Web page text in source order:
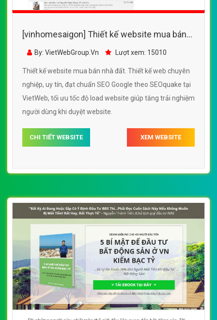
[vinhomesaigon] Thiết kế website mua bán
nhà đất đẹp, chuyên nghiệp chuẩn SEO
By: VietWebGroup.Vn Lượt xem: 15010
Thiết kế website mua bán nhà đất. Thiết kế web chuyên
nghiệp, uy tín, đạt chuẩn SEO Google theo SEOquake tại
VietWeb, tối ưu tốc độ load website giúp tăng trải nghiệm
người dùng khi duyệt website.
CHI TIẾT WEBSITE XEM WEBSITE